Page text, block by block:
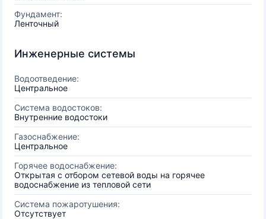
Фундамент:
Ленточный
Инженерные системы
Водоотведение:
Центральное
Система водостоков:
Внутренние водостоки
Газоснабжение:
Центральное
Горячее водоснабжение:
Открытая с отбором сетевой воды на горячее
водоснабжение из тепловой сети
Система пожаротушения:
Отсутствует